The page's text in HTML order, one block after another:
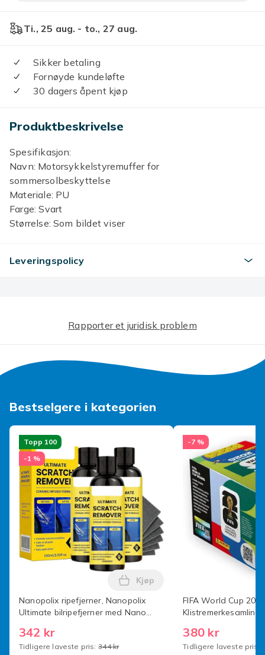
Ti., 25 aug. - to., 27 aug.
Sikker betaling
Fornøyde kundeløfte
30 dagers åpent kjøp
Produktbeskrivelse
Spesifikasjon:
Navn: Motorsykkelstyremuffer for
sommersolbeskyttelse
Materiale: PU
Farge: Svart
Størrelse: Som bildet viser
Merknader:
produktstørrelsen.
83b7a4fa-1340-412d-9913-c63add390961
Leveringspolicy
Rapporter et juridisk problem
Bestselgere i kategorien
Topp 100
-1 %
Nanopolix ripefjerner, Nanopolix
Ultimate bilripefjerner med Nano
342 kr
Tidligere laveste pris: 344 kr
Legg Nanopolix ripefjerner,
Kjøp
-7 %
FIFA World Cup 2026
Klistremerkesamling
stk [Bokssett] x50-
380 kr
Tidligere laveste pris: